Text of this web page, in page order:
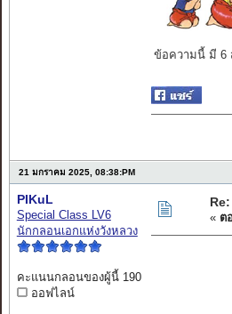
ข้อความนี้ มี 6
21 มกราคม 2025, 08:38:PM
PIKuL
Special Class LV6
นักกลอนเอกแห่งวังหลวง
คะแนนกลอนของผู้นี้ 190
ออฟไลน์
« ต